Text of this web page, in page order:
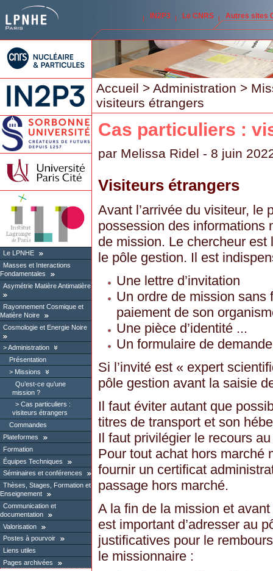
IN2P3 Le CNRS Autres sites
Le LPNHE
Masses et Interactions
Fondamentales
Asymétrie Matière Antimatière
Rayonnement Cosmique et
Matière Noire
Cosmologie et Energie Noire
Administration
Présentation
Missions
Qu’est-ce qu’une
mission ?
Cas particuliers :
visiteurs étrangers
Commandes
Plateformes
Formation
Équipes Techniques
Séminaires et conférences
Thèses, Stages, Formation et
Enseignement
Communication et
documentation
Valorisation
Postes à pourvoir
Liens utiles
Pages archivées
Accueil > Administration >
visiteurs étrangers
Cas particuliers :
par Melissa Ridel - 8 juin
Visiteurs étrangers
Avant l’arrivée du visiteur, le
possession des informations
de mission. Le chercheur est
le pôle gestion. Il est
Une lettre d’invitation
Un ordre de mission sans
paiement de son
Une pièce d’identité ...
Un formulaire de
Si l’invité est « expert
pôle gestion avant la saisie
Il faut éviter autant que
titres de transport et son
Il faut privilégier le recours
Pour tout achat hors marché
fournir un certificat
passage hors marché.
A la fin de la mission et
est important d’adresser au
justificatives pour le
le missionnaire :